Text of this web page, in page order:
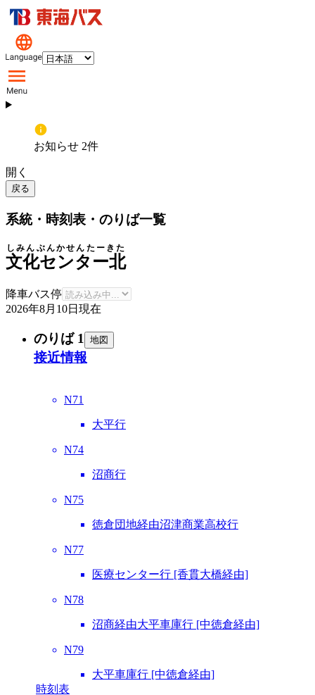
お知らせ 2件
開く
戻る
系統・時刻表・のりば一覧
文化センター北
しみんぶんかせんたーきた
降車バス停
2026年8月10日 現在
のりば 1 地図
接近情報
N71
大平行
N74
沼商行
N75
徳倉団地経由沼津商業高校行
N77
医療センター行 [香貫大橋経由]
N78
沼商経由大平車庫行 [中徳倉経由]
N79
大平車庫行 [中徳倉経由]
時刻表